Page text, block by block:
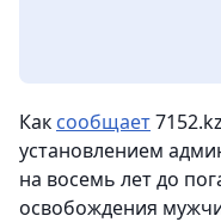
Как сообщает
установлением
на восемь лет до
освобождения